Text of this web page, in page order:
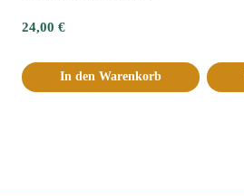
24,00 €
In den Warenkorb